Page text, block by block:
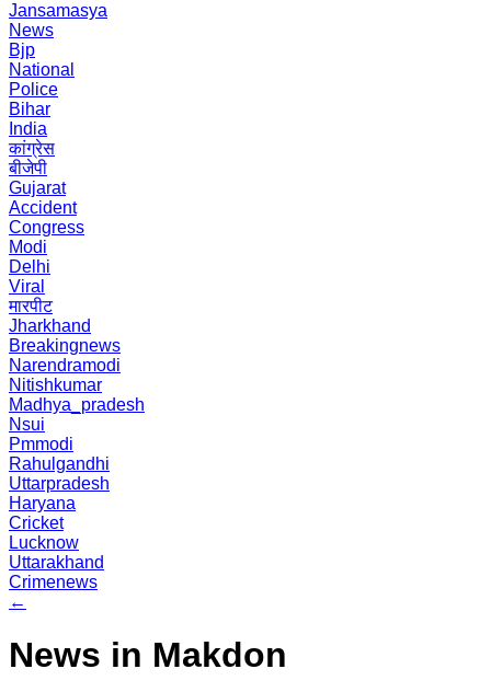
Jansamasya
News
Bjp
National
Police
Bihar
India
कांग्रेस
बीजेपी
Gujarat
Accident
Congress
Modi
Delhi
Viral
मारपीट
Jharkhand
Breakingnews
Narendramodi
Nitishkumar
Madhya_pradesh
Nsui
Pmmodi
Rahulgandhi
Uttarpradesh
Haryana
Cricket
Lucknow
Uttarakhand
Crimenews
←
News in Makdon